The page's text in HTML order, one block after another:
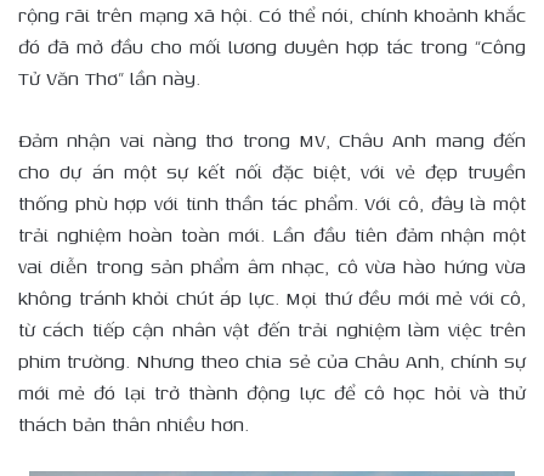
rộng rãi trên mạng xã hội. Có thể nói, chính khoảnh khắc
đó đã mở đầu cho mối lương duyên hợp tác trong “Công
Tử Văn Thơ” lần này.
Đảm nhận vai nàng thơ trong MV, Châu Anh mang đến
cho dự án một sự kết nối đặc biệt, với vẻ đẹp truyền
thống phù hợp với tinh thần tác phẩm. Với cô, đây là một
trải nghiệm hoàn toàn mới. Lần đầu tiên đảm nhận một
vai diễn trong sản phẩm âm nhạc, cô vừa hào hứng vừa
không tránh khỏi chút áp lực. Mọi thứ đều mới mẻ với cô,
từ cách tiếp cận nhân vật đến trải nghiệm làm việc trên
phim trường. Nhưng theo chia sẻ của Châu Anh, chính sự
mới mẻ đó lại trở thành động lực để cô học hỏi và thử
thách bản thân nhiều hơn.